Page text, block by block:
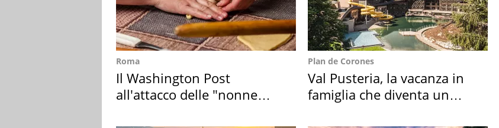
Roma
Il Washington Post
all'attacco delle "nonne
Plan de Corones
Val Pusteria, la vacanza in
famiglia che diventa un